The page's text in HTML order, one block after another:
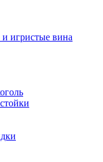
игристые вина